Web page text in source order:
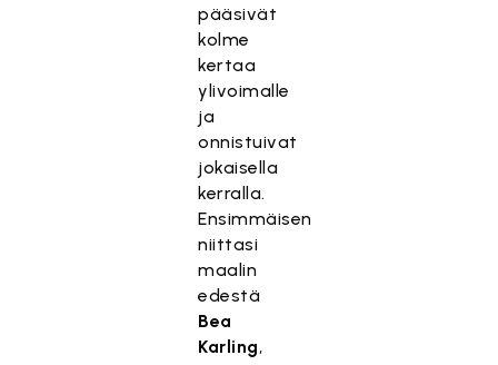
pääsivät
kolme
kertaa
ylivoimalle
ja
onnistuivat
jokaisella
kerralla.
Ensimmäisen
niittasi
maalin
edestä
Bea
Karling,